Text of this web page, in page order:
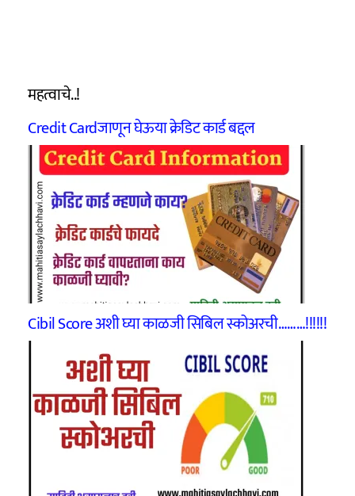
महत्वाचे..!
Credit Cardजाणून घेऊया क्रेडिट कार्ड बद्दल
Cibil Score अशी घ्या काळजी सिबिल स्कोअरची………!!!!!!